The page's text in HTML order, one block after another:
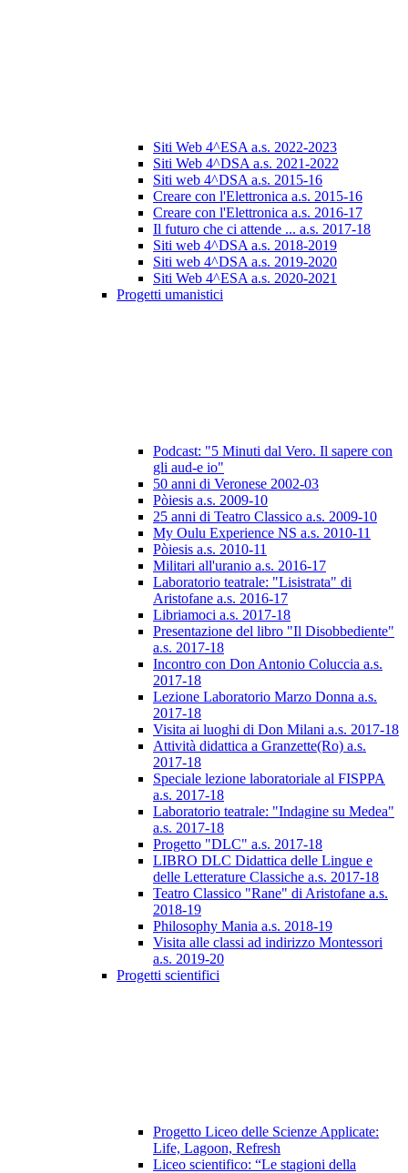
Siti Web 4^ESA a.s. 2022-2023
Siti Web 4^DSA a.s. 2021-2022
Siti web 4^DSA a.s. 2015-16
Creare con l'Elettronica a.s. 2015-16
Creare con l'Elettronica a.s. 2016-17
Il futuro che ci attende ... a.s. 2017-18
Siti web 4^DSA a.s. 2018-2019
Siti web 4^DSA a.s. 2019-2020
Siti Web 4^ESA a.s. 2020-2021
Progetti umanistici
Podcast: "5 Minuti dal Vero. Il sapere con
gli aud-e io"
50 anni di Veronese 2002-03
Pòiesis a.s. 2009-10
25 anni di Teatro Classico a.s. 2009-10
My Oulu Experience NS a.s. 2010-11
Pòiesis a.s. 2010-11
Militari all'uranio a.s. 2016-17
Laboratorio teatrale: "Lisistrata" di
Aristofane a.s. 2016-17
Libriamoci a.s. 2017-18
Presentazione del libro "Il Disobbediente"
a.s. 2017-18
Incontro con Don Antonio Coluccia a.s.
2017-18
Lezione Laboratorio Marzo Donna a.s.
2017-18
Visita ai luoghi di Don Milani a.s. 2017-18
Attività didattica a Granzette(Ro) a.s.
2017-18
Speciale lezione laboratoriale al FISPPA
a.s. 2017-18
Laboratorio teatrale: "Indagine su Medea"
a.s. 2017-18
Progetto "DLC" a.s. 2017-18
LIBRO DLC Didattica delle Lingue e
delle Letterature Classiche a.s. 2017-18
Teatro Classico "Rane" di Aristofane a.s.
2018-19
Philosophy Mania a.s. 2018-19
Visita alle classi ad indirizzo Montessori
a.s. 2019-20
Progetti scientifici
Progetto Liceo delle Scienze Applicate:
Life, Lagoon, Refresh
Liceo scientifico: “Le stagioni della